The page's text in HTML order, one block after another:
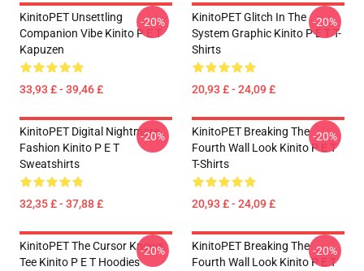
KinitoPET Unsettling
Companion Vibe Kinito P E T
Kapuzen
33,93 £ - 39,46 £
-20%
KinitoPET Glitch In The
System Graphic Kinito P E T T-
Shirts
20,93 £ - 24,09 £
-20%
KinitoPET Digital Nightmare
Fashion Kinito P E T
Sweatshirts
32,35 £ - 37,88 £
-20%
KinitoPET Breaking The
Fourth Wall Look Kinito P E T
T-Shirts
20,93 £ - 24,09 £
-20%
KinitoPET The Cursor Knows
Tee Kinito P E T Hoodies
-20%
KinitoPET Breaking The
Fourth Wall Look Kinito P E T
-20%